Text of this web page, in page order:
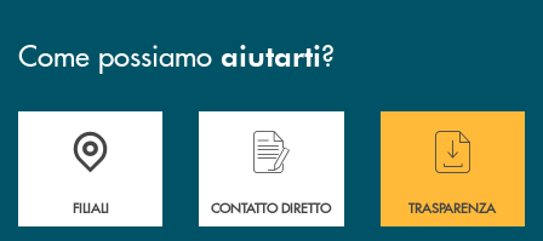
Come possiamo aiutarti?
Trova la filiale più vicina a te
FILIALI
Hai bisogno di assistenza immediata ?
CONTATTO DIRETTO
Hai bisogno di
TRASPARENZA